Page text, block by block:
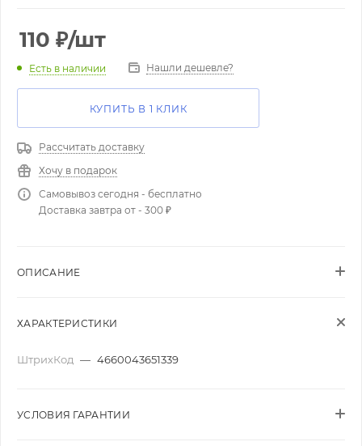
110 ₽/шт
Есть в наличии Нашли дешевле?
КУПИТЬ В 1 КЛИК
Рассчитать доставку
Хочу в подарок
Самовывоз сегодня - бесплатно
Доставка завтра от - 300 ₽
ОПИСАНИЕ
ХАРАКТЕРИСТИКИ
ШтрихКод — 4660043651339
УСЛОВИЯ ГАРАНТИИ